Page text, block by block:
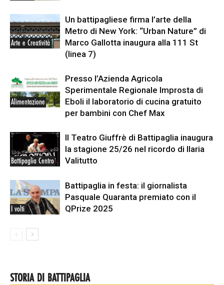
Arte e Creatività
Un battipagliese firma l’arte della
Metro di New York: “Urban Nature” di
Marco Gallotta inaugura alla 111 St
(linea 7)
Alimentazione
Presso l’Azienda Agricola
Sperimentale Regionale Improsta di
Eboli il laboratorio di cucina gratuito
per bambini con Chef Max
Battipaglia Centro
Il Teatro Giuffrè di Battipaglia inaugura
la stagione 25/26 nel ricordo di Ilaria
Valitutto
I volti
Battipaglia in festa: il giornalista
Pasquale Quaranta premiato con il
QPrize 2025
STORIA DI BATTIPAGLIA